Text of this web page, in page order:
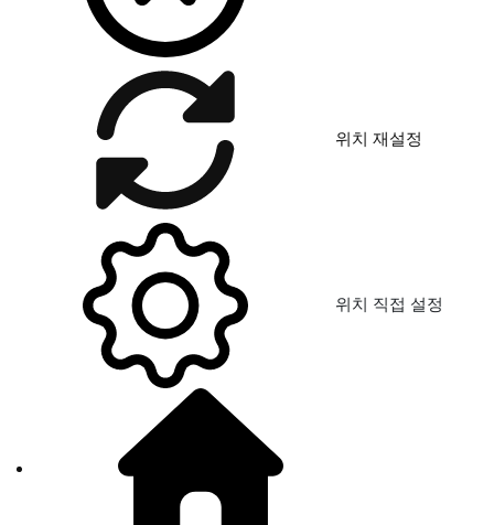
위치 재설정
위치 직접 설정